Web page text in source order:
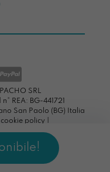
SRL
REA: BG-441721
San Paolo (BG) Italia
cookie policy